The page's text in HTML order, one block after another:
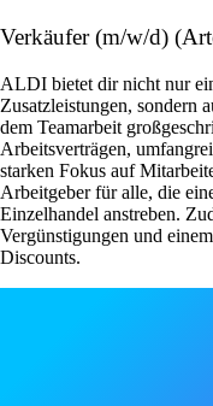
Verkäufer (m/w/d)
ALDI bietet dir nicht nur
Zusatzleistungen, sondern
dem Teamarbeit
Arbeitsverträgen,
starken Fokus auf
Arbeitgeber für alle, die
Einzelhandel anstreben.
Vergünstigungen und
Discounts.